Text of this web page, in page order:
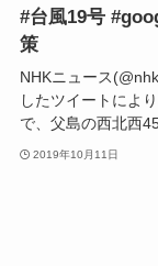
#台風19号
策
NHKニュース
したツイートによ
で、父島の西北西
2019年10月11日